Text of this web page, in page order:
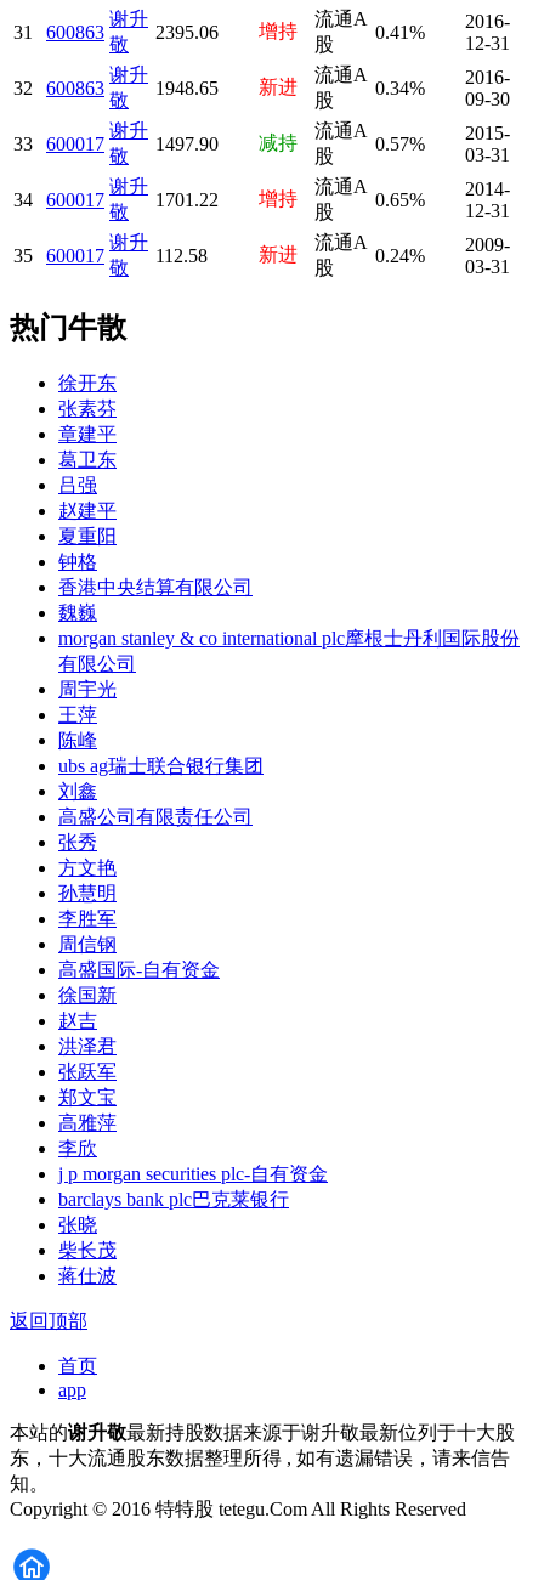
31 600863
谢升
敬
2395.06 增持
流通A
股
0.41%
2016-
12-31
32 600863
谢升
敬
1948.65 新进
流通A
股
0.34%
2016-
09-30
33 600017
谢升
敬
1497.90 减持
流通A
股
0.57%
2015-
03-31
34 600017
谢升
敬
1701.22 增持
流通A
股
0.65%
2014-
12-31
35 600017
谢升
敬
112.58 新进
流通A
股
0.24%
2009-
03-31
热门牛散
徐开东
张素芬
章建平
葛卫东
吕强
赵建平
夏重阳
钟格
香港中央结算有限公司
魏巍
morgan stanley & co international plc摩根士丹利国际股份
有限公司
周宇光
王萍
陈峰
ubs ag瑞士联合银行集团
刘鑫
高盛公司有限责任公司
张秀
方文艳
孙慧明
李胜军
周信钢
高盛国际-自有资金
徐国新
赵吉
洪泽君
张跃军
郑文宝
高雅萍
李欣
j p morgan securities plc-自有资金
barclays bank plc巴克莱银行
张晓
柴长茂
蒋仕波
返回顶部
首页
app
本站的谢升敬最新持股数据来源于谢升敬最新位列于十大股
东，十大流通股东数据整理所得 , 如有遗漏错误，请来信告
知。
Copyright © 2016 特特股 tetegu.Com All Rights Reserved